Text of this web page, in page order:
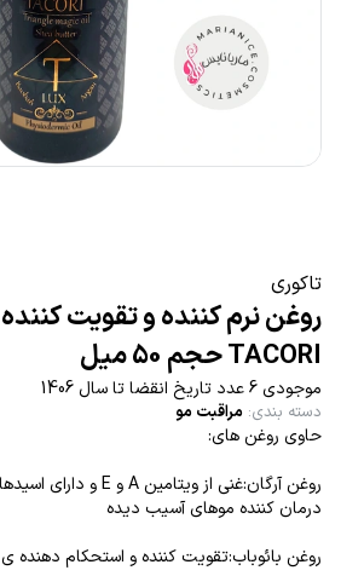
تاکوری
روغن نرم کننده و تقویت
TACORI حجم 50 میل
موجودی 6 عدد تاریخ انقضا تا سال 1406
دسته بندی: مراقبت مو
حاوی روغن های:
درمان کننده موهای آسیب دیده
روغن بائوباب:تقویت کننده و استحکام